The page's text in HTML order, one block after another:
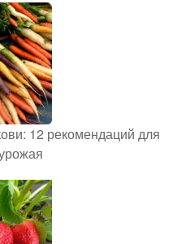
12 рекомендаций для